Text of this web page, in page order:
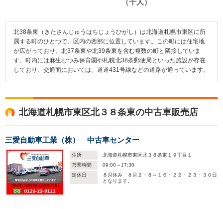
北38条東（きたさんじゅうはちじょうひがし）は北海道札幌市東区に所
属する町のひとつで、区内の西部に位置しています。この町には住宅地
が広がっており、北37条東や北39条東を含む複数の町と隣接していま
す。町内には麻生むつみ保育園や札幌北38条郵便局といった施設が存在
しており、交通面においては、道道431号線などの道路が通っています。
北海道札幌市東区北３８条東の中古車販売店
三愛自動車工業（株） 中古車センター
住所
北海道札幌市東区北３８条東１９丁目１
営業時間
09:00～17:30
定休日
８月休み ８月２・８～１６・２２・２３・３０日
となります。